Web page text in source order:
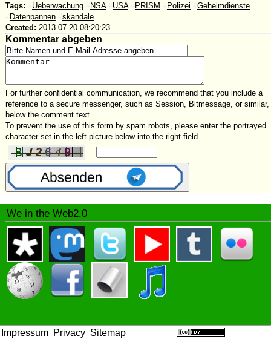
Tags:
Ueberwachung NSA USA PRISM Polizei
Geheimdienste
Datenpannen
skandale
Created: 2013-07-20 08:20:23
Kommentar abgeben
For further confidential communication, we recommend that you include a
reference to a secure messenger, such as Session, Bitmessage, or similar,
below the comment text.
To prevent the use of this form by spam robots, please enter the portrayed
character set in the left picture below into the right field.
We in the Web2.0
Impressum Privacy Sitemap